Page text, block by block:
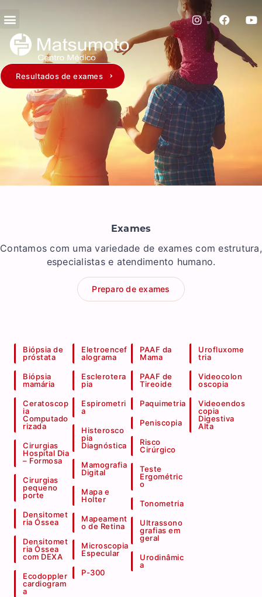
Resultados de exames
Exames
Contamos com uma variedade de exames com estrutura,
especialistas e atendimento humano.
Preparo de exames
Biópsia de
próstata
Biópsia
mamária
Ceratoscop
ia
Computado
rizada
Cirurgias
Hospital Dia
– Formosa
Cirurgias
pequeno
porte
Densitomet
ria Óssea
Densitomet
ria Óssea
com DEXA
Ecodoppler
cardiogram
a
Eletroencef
alograma
Esclerotera
pia
Espirometri
a
Histerosco
pia
Diagnóstica
Mamografia
Digital
Mapa e
Holter
Mapeament
o de Retina
Microscopia
Especular
P-300
PAAF da
Mama
PAAF de
Tireoide
Paquimetria
Peniscopia
Risco
Cirúrgico
Teste
Ergométric
o
Tonometria
Ultrassono
grafias em
geral
Urodinâmic
a
Urofluxome
tria
Videocolon
oscopia
Videoendos
copia
Digestiva
Alta